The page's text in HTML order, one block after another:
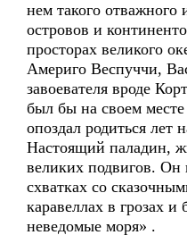
нем такого отважного
островов и
просторах великого
Америго Веспуччи,
завоевателя вроде
был бы на своем
опоздал родиться лет
Настоящий паладин,
великих подвигов.
схватках со
каравеллах в грозах и
неведомые моря» .